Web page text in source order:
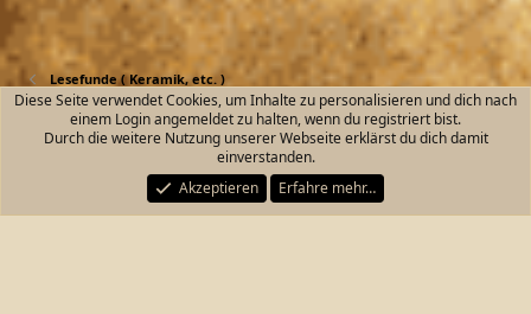
Lesefunde ( Keramik, etc. )
Kontakt Nutzungsbedingungen
Datenschutz
Start
R
S
Community platform by XenForo® © 2010-2026 XenForo Ltd.
Diese Seite verwendet Cookies, um Inhalte zu personalisieren und dich nach
einem Login angemeldet zu halten, wenn du registriert bist.
Durch die weitere Nutzung unserer Webseite erklärst du dich damit
einverstanden.
Akzeptieren
Erfahre mehr…